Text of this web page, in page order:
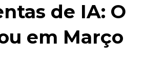
de IA: O
em Março